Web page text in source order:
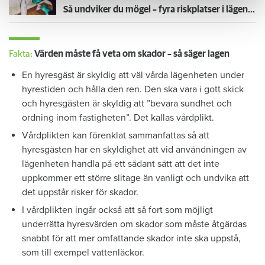
Så undviker du mögel – fyra riskplatser i lägenheten: ”Måste städa bort”
Fakta: Värden måste få veta om skador – så säger lagen
En hyresgäst är skyldig att väl vårda lägenheten under
hyrestiden och hålla den ren. Den ska vara i gott skick
och hyresgästen är skyldig att ”bevara sundhet och
ordning inom fastigheten”. Det kallas vårdplikt.
Vårdplikten kan förenklat sammanfattas så att
hyresgästen har en skyldighet att vid användningen av
lägenheten handla på ett sådant sätt att det inte
uppkommer ett större slitage än vanligt och undvika att
det uppstår risker för skador.
I vårdplikten ingår också att så fort som möjligt
underrätta hyresvärden om skador som måste åtgärdas
snabbt för att mer omfattande skador inte ska uppstå,
som till exempel vattenläckor.